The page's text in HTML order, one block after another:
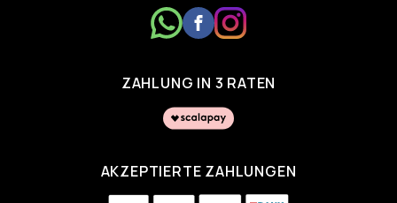
ZAHLUNG IN 3 RATEN
AKZEPTIERTE ZAHLUNGEN